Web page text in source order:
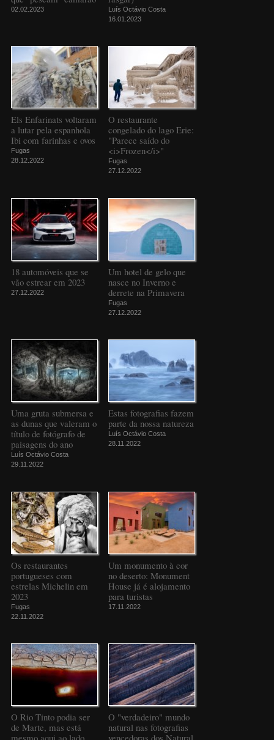
02.02.2023
Luís Octávio Costa
16.01.2023
Els Enfarinats voltaram
a lutar pela espanhola
Ibi com farinhas e ovos
Fugas
28.12.2022
O restaurante
congelado do lago Erie:
"Parece saído do
<i>Frozen</i>"
Fugas
27.12.2022
18 automóveis que se
vão estrear em 2023
27.12.2022
Um hotel de gelo que
nasce no Inverno e
derrete na Primavera
Fugas
27.12.2022
Uma gruta submersa e
as dunas que valeram o
título de fotógrafo de
paisagens do ano
Luís Octávio Costa
29.11.2022
Estas fotografias fazem
parte da nossa natureza
Luís Octávio Costa
28.11.2022
Os restaurantes
portugueses com
estrelas Michelin em
2023
Fugas
22.11.2022
Um monumento à cor
no deserto: Monument
House já é alojamento
para turistas
17.11.2022
O Rio Tinto podia ser
de Marte, mas está
O "verdadeiro" mundo
natural nas fotografias